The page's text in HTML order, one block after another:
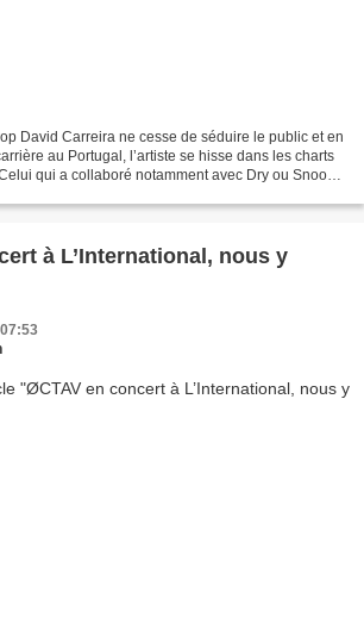
David Carreira ne cesse de séduire le public et en
au Portugal, l’artiste se hisse dans les charts
qui a collaboré notamment avec Dry ou Snoop
à L’International, nous y